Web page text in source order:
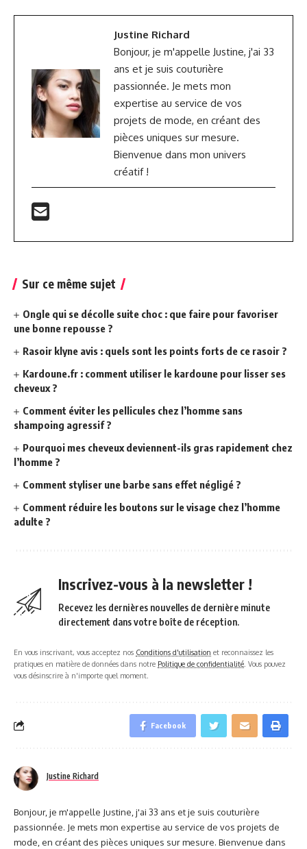
Justine Richard
Bonjour, je m'appelle Justine, j'ai 33
ans et je suis couturière
passionnée. Je mets mon
expertise au service de vos
projets de mode, en créant des
pièces uniques sur mesure.
Bienvenue dans mon univers
créatif !
Sur ce même sujet
Ongle qui se décolle suite choc : que faire pour favoriser
une bonne repousse ?
Rasoir klyne avis : quels sont les points forts de ce rasoir ?
Kardoune.fr : comment utiliser le kardoune pour lisser ses
cheveux ?
Comment éviter les pellicules chez l’homme sans
shampoing agressif ?
Pourquoi mes cheveux deviennent-ils gras rapidement chez
l’homme ?
Comment styliser une barbe sans effet négligé ?
Comment réduire les boutons sur le visage chez l’homme
adulte ?
Inscrivez-vous à la newsletter !
Recevez les dernières nouvelles de dernière minute
directement dans votre boîte de réception.
En vous inscrivant, vous acceptez nos Conditions d'utilisation et reconnaissez les
pratiques en matière de données dans notre Politique de confidentialité . Vous pouvez
vous désinscrire à n'importe quel moment.
Facebook
Justine Richard
Bonjour, je m'appelle Justine, j'ai 33 ans et je suis couturière
passionnée. Je mets mon expertise au service de vos projets de
mode, en créant des pièces uniques sur mesure. Bienvenue dans